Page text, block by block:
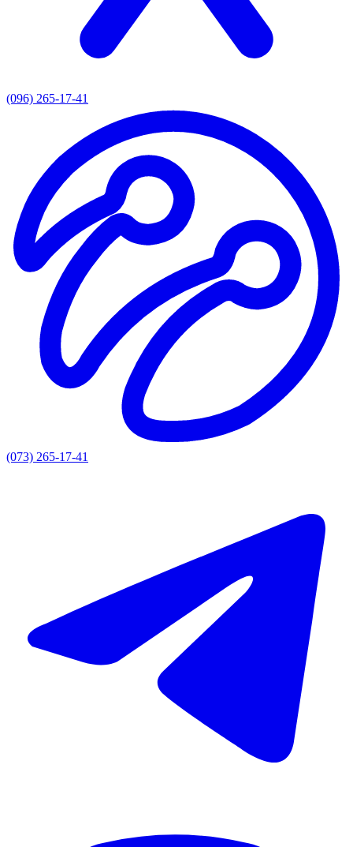
(096) 265-17-41
(073) 265-17-41